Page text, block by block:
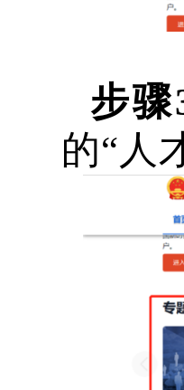
步骤
的“人